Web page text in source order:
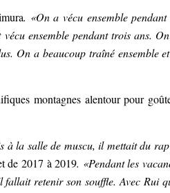
. «On a vécu ensemble
ensemble pendant trois ans.
On a beaucoup traîné ensemble
montagnes alentour pour
la salle de muscu, il mettait du
de 2017 à 2019. «Pendant les
retenir son souffle. Avec Rui